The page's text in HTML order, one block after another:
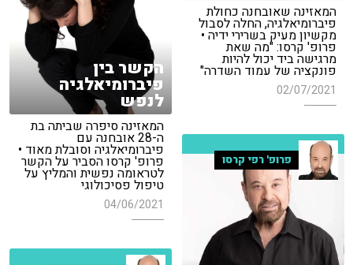
המאזינה שאובחנה כחולת
פיברומיאלגיה, החלה לסבול
מקשיון מעיק בשרירי ידיה •
פרופ' קרסו: "מה שאת
מרגישה ביד יכול להיות
פונקציה של עמוד השדרה"
02/07/2021
הקשר בין
פיברומיאלגיה
לנפש
המאזינה סיפרה שביתה בת
ה-28 אובחנה עם
פיברומיאלגיה וסובלת מאוד •
פרופ' קרסו הסביר על הקשר
לטראומה נפשית והמליץ על
טיפול פסיכולוגי
04/06/2021
פרופ' רפי קרסו